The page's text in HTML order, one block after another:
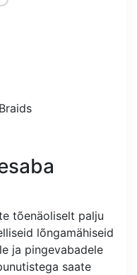
tõenäoliselt palju
lõngamähiseid
ja pingevabadele
saate